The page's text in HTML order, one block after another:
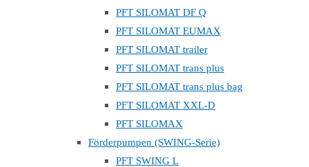
PFT SILOMAT DF Q
PFT SILOMAT EUMAX
PFT SILOMAT trailer
PFT SILOMAT trans plus
PFT SILOMAT trans plus bag
PFT SILOMAT XXL-D
PFT SILOMAX
Förderpumpen (SWING-Serie)
PFT SWING L